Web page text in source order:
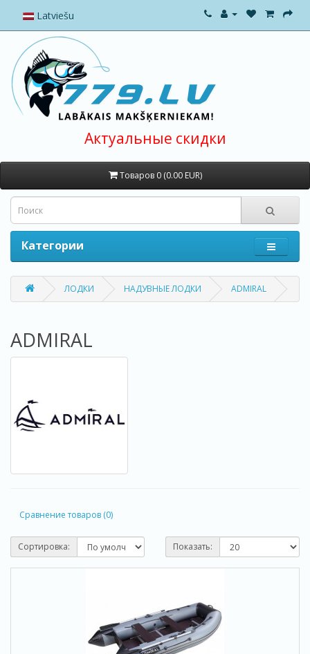
Latviešu
Актуальные скидки
Товаров 0 (0.00 EUR)
Категории
ЛОДКИ НАДУВНЫЕ ЛОДКИ ADMIRAL
ADMIRAL
Сравнение товаров (0)
Сортировка: Показать: